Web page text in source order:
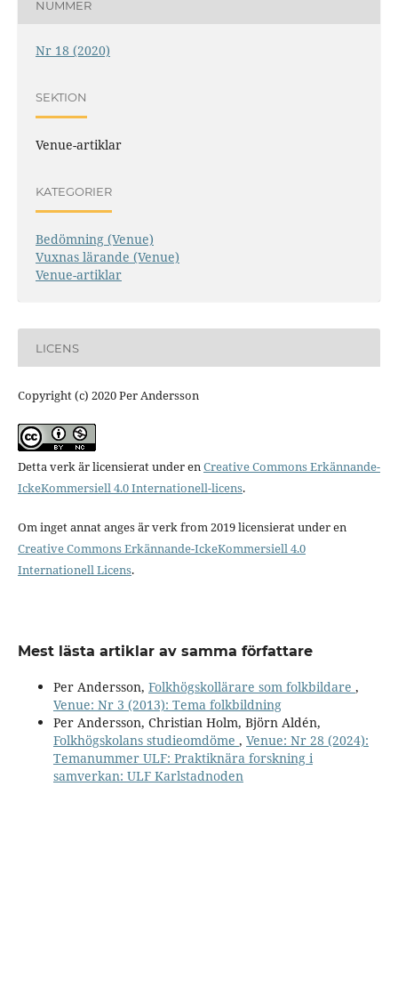
NUMMER
Nr 18 (2020)
SEKTION
Venue-artiklar
KATEGORIER
Bedömning (Venue)
Vuxnas lärande (Venue)
Venue-artiklar
LICENS
Copyright (c) 2020 Per Andersson
Detta verk är licensierat under enCreative Commons Erkännande-
IckeKommersiell 4.0 Internationell-licens.
Om inget annat anges är verk from 2019 licensierat under en
Creative Commons Erkännande-IckeKommersiell 4.0
Internationell Licens.
Mest lästa artiklar av samma författare
Per Andersson, Folkhögskollärare som folkbildare ,
Venue: Nr 3 (2013): Tema folkbildning
Per Andersson, Christian Holm, Björn Aldén,
Folkhögskolans studieomdöme , Venue: Nr 28 (2024):
Temanummer ULF: Praktiknära forskning i
samverkan: ULF Karlstadnoden